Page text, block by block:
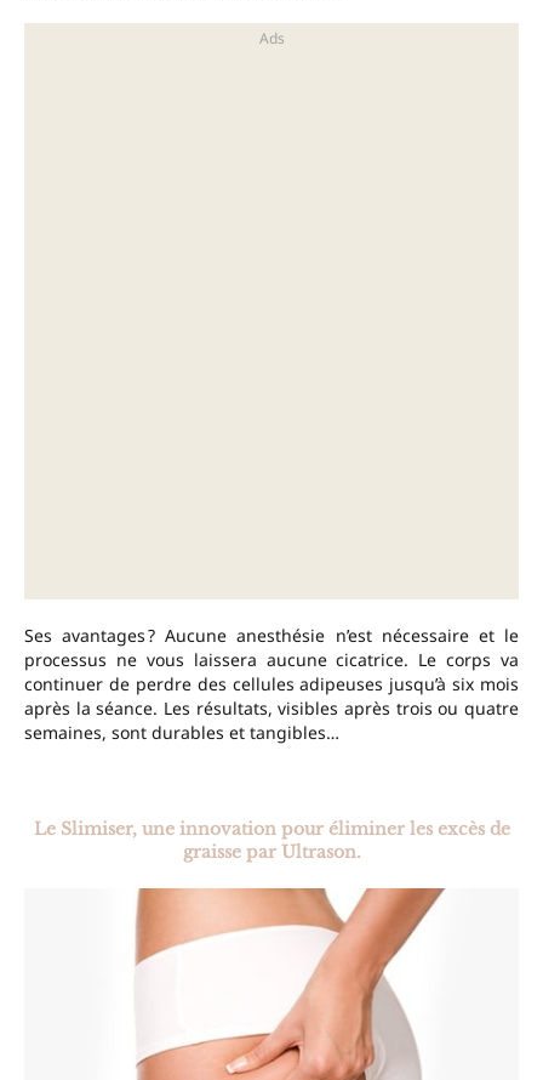
Ses avantages ? Aucune anesthésie n’est nécessaire et le
processus ne vous laissera aucune cicatrice. Le corps va
continuer de perdre des cellules adipeuses jusqu’à six mois
après la séance. Les résultats, visibles après trois ou quatre
semaines, sont durables et tangibles…
Le Slimiser, une innovation pour éliminer les excès de
graisse par Ultrason.